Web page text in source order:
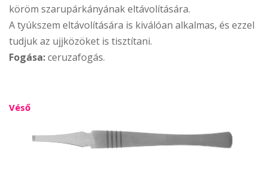
köröm szarupárkányának eltávolítására.
A tyúkszem eltávolítására is kiválóan alkalmas, és ezzel
tudjuk az ujjközöket is tisztítani.
Fogása:ceruzafogás.
Véső